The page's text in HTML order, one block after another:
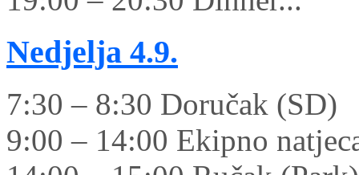
Nedjelja 4.9.
7:30 – 8:30 Doručak (SD)
9:00 – 14:00 Ekipno